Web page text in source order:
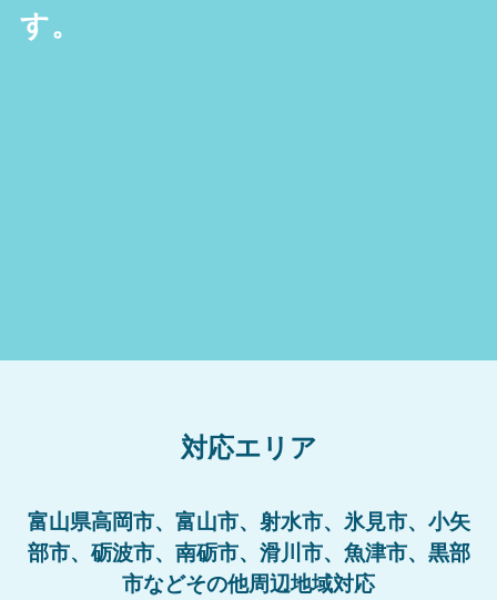
す。
対応エリア
富山県高岡市、富山市、射水市、氷見市、小矢
部市、砺波市、南砺市、滑川市、魚津市、黒部
市などその他周辺地域対応